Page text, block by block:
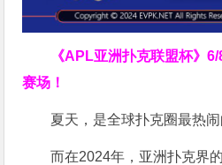
《APL亚洲扑克联盟杯》6/
赛场！
夏天，是全球扑克圈最热闹
而在2024年，亚洲扑克界